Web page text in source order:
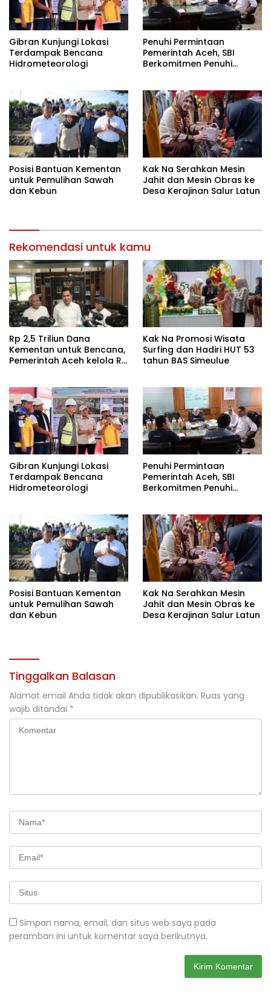
Gibran Kunjungi Lokasi
Terdampak Bencana
Hidrometeorologi
Penuhi Permintaan
Pemerintah Aceh, SBI
Berkomitmen Penuhi
Posisi Bantuan Kementan
untuk Pemulihan Sawah
dan Kebun
Kak Na Serahkan Mesin
Jahit dan Mesin Obras ke
Desa Kerajinan Salur Latun
Rekomendasi untuk kamu
Rp 2,5 Triliun Dana
Kementan untuk Bencana,
Pemerintah Aceh kelola Rp
Kak Na Promosi Wisata
Surfing dan Hadiri HUT 53
tahun BAS Simeulue
Gibran Kunjungi Lokasi
Terdampak Bencana
Hidrometeorologi
Penuhi Permintaan
Pemerintah Aceh, SBI
Berkomitmen Penuhi
Posisi Bantuan Kementan
untuk Pemulihan Sawah
dan Kebun
Kak Na Serahkan Mesin
Jahit dan Mesin Obras ke
Desa Kerajinan Salur Latun
Tinggalkan Balasan
Alamat email Anda tidak akan dipublikasikan. Ruas yang
wajib ditandai *
Simpan nama, email, dan situs web saya pada
peramban ini untuk komentar saya berikutnya.